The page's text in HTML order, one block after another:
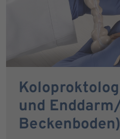
und
Beckenboden)